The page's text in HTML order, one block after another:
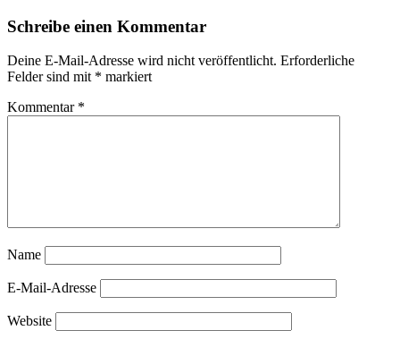
Schreibe einen Kommentar
Deine E-Mail-Adresse wird nicht veröffentlicht. Erforderliche
Felder sind mit * markiert
Kommentar *
Name
E-Mail-Adresse
Website